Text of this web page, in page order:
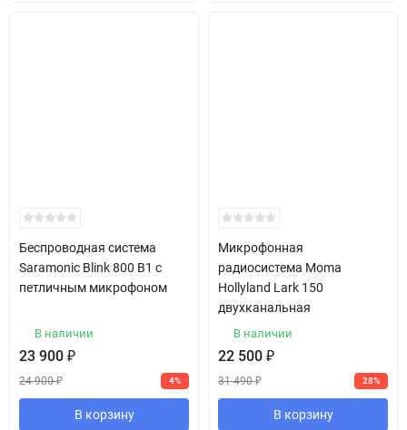
Беспроводная система
Saramonic Blink 800 B1 c
петличным микрофоном
В наличии
23 900 ₽
24 900₽ 4%
В корзину
Микрофонная
радиосистема Moma
Hollyland Lark 150
двухканальная
В наличии
22 500 ₽
31 490₽ 28%
В корзину